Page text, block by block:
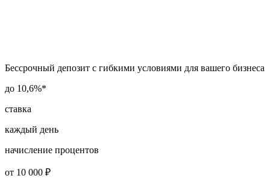
Бессрочный депозит с гибкими условиями для вашего бизнеса
до 10,6%*
ставка
каждый день
начисление процентов
от 10 000 ₽